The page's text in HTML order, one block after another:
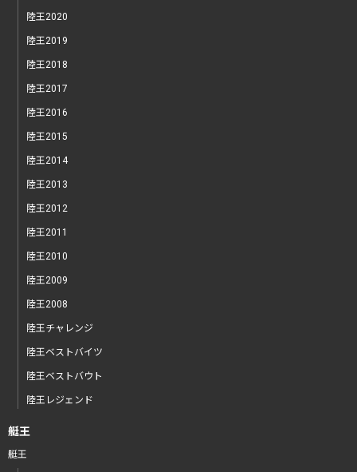
陸王2020
陸王2019
陸王2018
陸王2017
陸王2016
陸王2015
陸王2014
陸王2013
陸王2012
陸王2011
陸王2010
陸王2009
陸王2008
陸王チャレンジ
陸王ベストバイツ
陸王ベストバウト
陸王レジェンド
艇王
艇王